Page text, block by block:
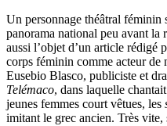
Un personnage théâtral féminin
panorama national peu avant la
aussi l’objet d’un article rédigé
corps féminin comme acteur de
Eusebio Blasco, publiciste et
Telémaco, dans laquelle
jeunes femmes court vêtues, les
imitant le grec ancien. Très